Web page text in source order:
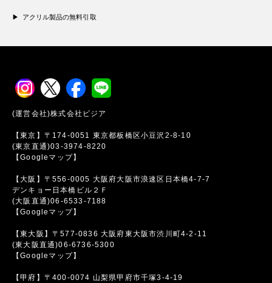
アクリル製品の無料引取
(運営会社)株式会社ビジア
【東京】〒174-0051 東京都板橋区小豆沢2-8-10
(東京直通)03-3974-8220
【Googleマップ】
【大阪】〒556-0005 大阪府大阪市浪速区日本橋4-7-7
デンキョー日本橋ビル２Ｆ
(大阪直通)06-6533-7188
【Googleマップ】
【東大阪】〒577-0836 大阪府東大阪市渋川町4-2-11
(東大阪直通)06-6736-5300
【Googleマップ】
【甲府】〒400-0074 山梨県甲府市千塚3-4-19